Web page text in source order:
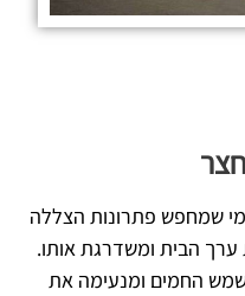
שמחפש פתרונות הצללה
ערך הבית ומשדרגת אותו.
החמים ומנעימה את